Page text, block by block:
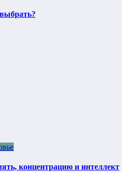
концентрацию и интеллект